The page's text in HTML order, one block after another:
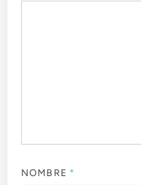
NOMBRE *